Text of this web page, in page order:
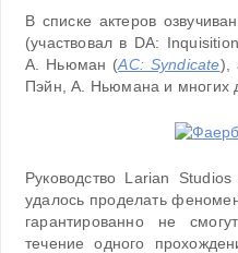
В списке актеров
(участвовал в DA:
А. Ньюман (AC: Syndicate),
Пэйн, А. Ньюмана и многих
Руководство Larian
удалось проделать
гарантированно не
течение одного